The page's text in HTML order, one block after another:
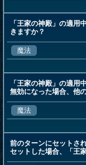
「王家の神殿」の適用
きますか？
魔法
「王家の神殿」の適用
無効になった場合、他
魔法
前のターンにセットさ
セットした場合、「王